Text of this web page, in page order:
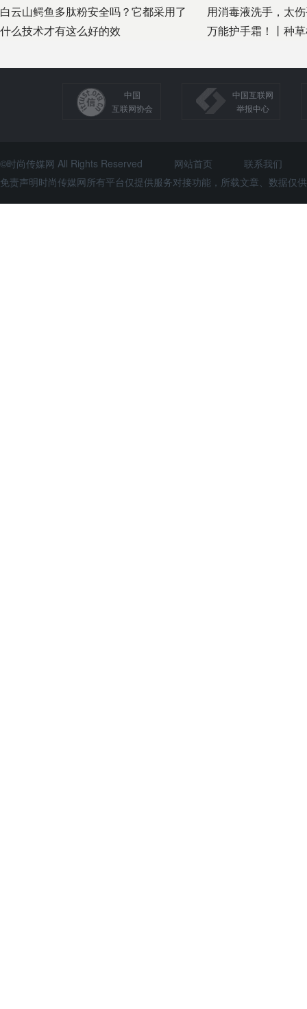
白云山鳄鱼多肽粉安全吗？它都采用了
什么技术才有这么好的效
用消毒液洗手，太
万能护手霜！丨种
中国
互联网协会
中国互联网
举报中心
©时尚传媒网 All Rights Reserved 网站首页
联系我们
免责声明时尚传媒网所有平台仅提供服务对接功能，所载文章、数据